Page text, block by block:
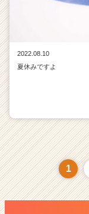
2022.08.10
夏休みですよ
1